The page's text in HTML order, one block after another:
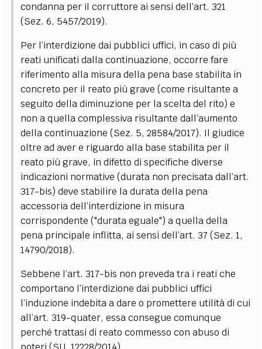
condanna per il corruttore ai sensi dell’art. 321
(Sez. 6, 5457/2019).
Per l’interdizione dai pubblici uffici, in caso di più
reati unificati dalla continuazione, occorre fare
riferimento alla misura della pena base stabilita in
concreto per il reato più grave (come risultante a
seguito della diminuzione per la scelta del rito) e
non a quella complessiva risultante dall’aumento
della continuazione (Sez. 5, 28584/2017). Il giudice
oltre ad aver e riguardo alla base stabilita per il
reato più grave, in difetto di specifiche diverse
indicazioni normative (durata non precisata dall’art.
317-bis) deve stabilire la durata della pena
accessoria dell’interdizione in misura
corrispondente ("durata eguale") a quella della
pena principale inflitta, ai sensi dell’art. 37 (Sez. 1,
14790/2018).
Sebbene l’art. 317-bis non preveda tra i reati che
comportano l’interdizione dai pubblici uffici
l’induzione indebita a dare o promettere utilità di cui
all’art. 319-quater, essa consegue comunque
perché trattasi di reato commesso con abuso di